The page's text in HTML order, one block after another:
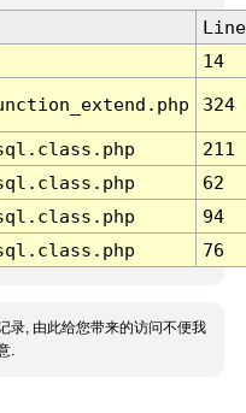
Line
14
324
211
62
94
76
录, 由此给您带来的访问不便我
.